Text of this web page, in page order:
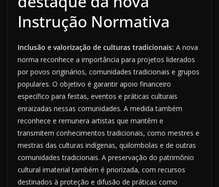
Instrução Normativa
Inclusão e valorização de culturas tradicionais: A nova
norma reconhece a importância para projetos liderados
por povos originários, comunidades tradicionais e grupos
populares. O objetivo é garantir apoio financeiro
específico para festas, eventos e práticas culturais
enraizadas nessas comunidades. A medida também
reconhece e remunera artistas que mantêm e
transmitem conhecimentos tradicionais, como mestres e
mestras das culturas indígenas, quilombolas e de outras
comunidades tradicionais. A preservação do patrimônio
cultural imaterial também é priorizada, com recursos
destinados à proteção e difusão de práticas como